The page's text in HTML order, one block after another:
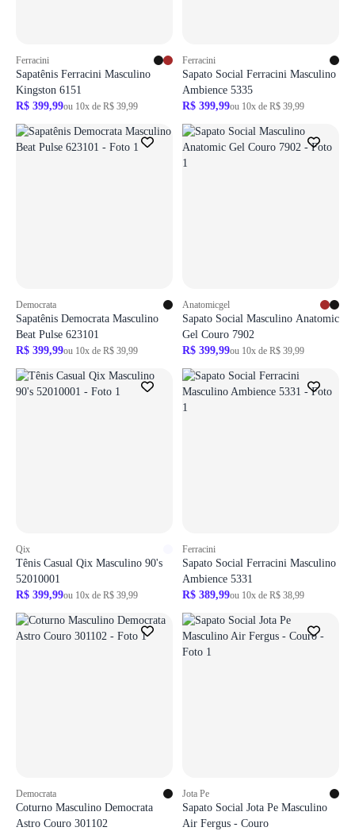
Ferracini
Sapatênis Ferracini Masculino
Kingston 6151
R$ 399,99ou 10x de R$ 39,99
Ferracini
Sapato Social Ferracini Masculino
Ambience 5335
R$ 399,99ou 10x de R$ 39,99
Democrata
Sapatênis Democrata Masculino
Beat Pulse 623101
R$ 399,99ou 10x de R$ 39,99
Anatomicgel
Sapato Social Masculino Anatomic
Gel Couro 7902
R$ 399,99ou 10x de R$ 39,99
Qix
Tênis Casual Qix Masculino 90's
52010001
R$ 399,99ou 10x de R$ 39,99
Ferracini
Sapato Social Ferracini Masculino
Ambience 5331
R$ 389,99ou 10x de R$ 38,99
Democrata
Coturno Masculino Democrata
Astro Couro 301102
Jota Pe
Sapato Social Jota Pe Masculino
Air Fergus - Couro